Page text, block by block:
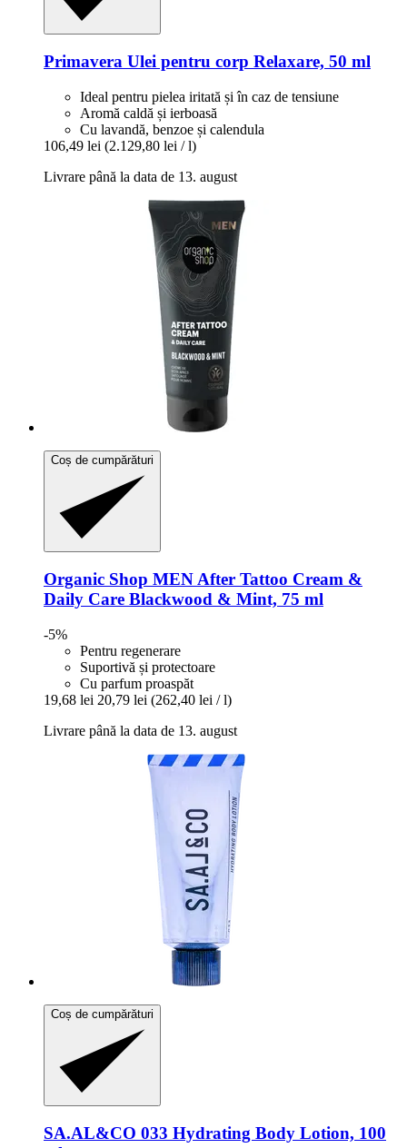
Primavera Ulei pentru corp Relaxare, 50 ml
Ideal pentru pielea iritată și în caz de tensiune
Aromă caldă și ierboasă
Cu lavandă, benzoe și calendula
106,49 lei (2.129,80 lei / l)
Livrare până la data de 13. august
Coș de cumpărături
Organic Shop MEN After Tattoo Cream &
Daily Care Blackwood & Mint, 75 ml
-5%
Pentru regenerare
Suportivă și protectoare
Cu parfum proaspăt
19,68 lei 20,79 lei (262,40 lei / l)
Livrare până la data de 13. august
Coș de cumpărături
SA.AL&CO 033 Hydrating Body Lotion, 100